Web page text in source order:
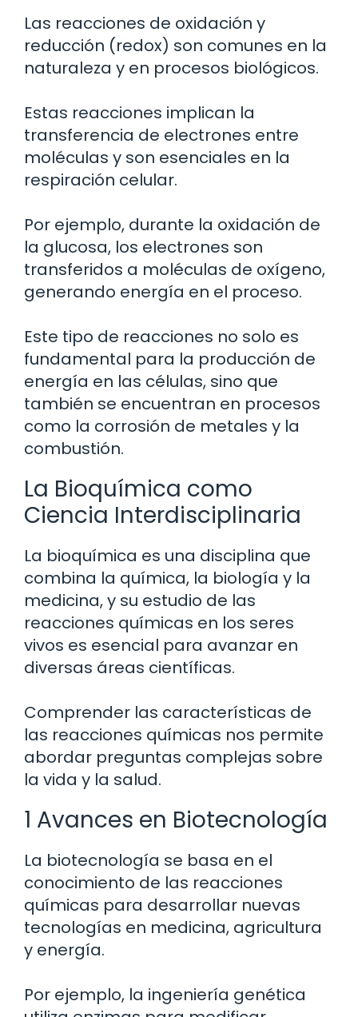
Las reacciones de oxidación y
reducción (redox) son comunes en la
naturaleza y en procesos biológicos.
Estas reacciones implican la
transferencia de electrones entre
moléculas y son esenciales en la
respiración celular.
Por ejemplo, durante la oxidación de
la glucosa, los electrones son
transferidos a moléculas de oxígeno,
generando energía en el proceso.
Este tipo de reacciones no solo es
fundamental para la producción de
energía en las células, sino que
también se encuentran en procesos
como la corrosión de metales y la
combustión.
La Bioquímica como
Ciencia Interdisciplinaria
La bioquímica es una disciplina que
combina la química, la biología y la
medicina, y su estudio de las
reacciones químicas en los seres
vivos es esencial para avanzar en
diversas áreas científicas.
Comprender las características de
las reacciones químicas nos permite
abordar preguntas complejas sobre
la vida y la salud.
1 Avances en Biotecnología
La biotecnología se basa en el
conocimiento de las reacciones
químicas para desarrollar nuevas
tecnologías en medicina, agricultura
y energía.
Por ejemplo, la ingeniería genética